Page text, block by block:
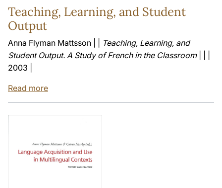
Teaching, Learning, and Student
Output
Anna Flyman Mattsson | |
Teaching, Learning, and
Student Output. A Study of French in the Classroom| | |
2003 |
Read more